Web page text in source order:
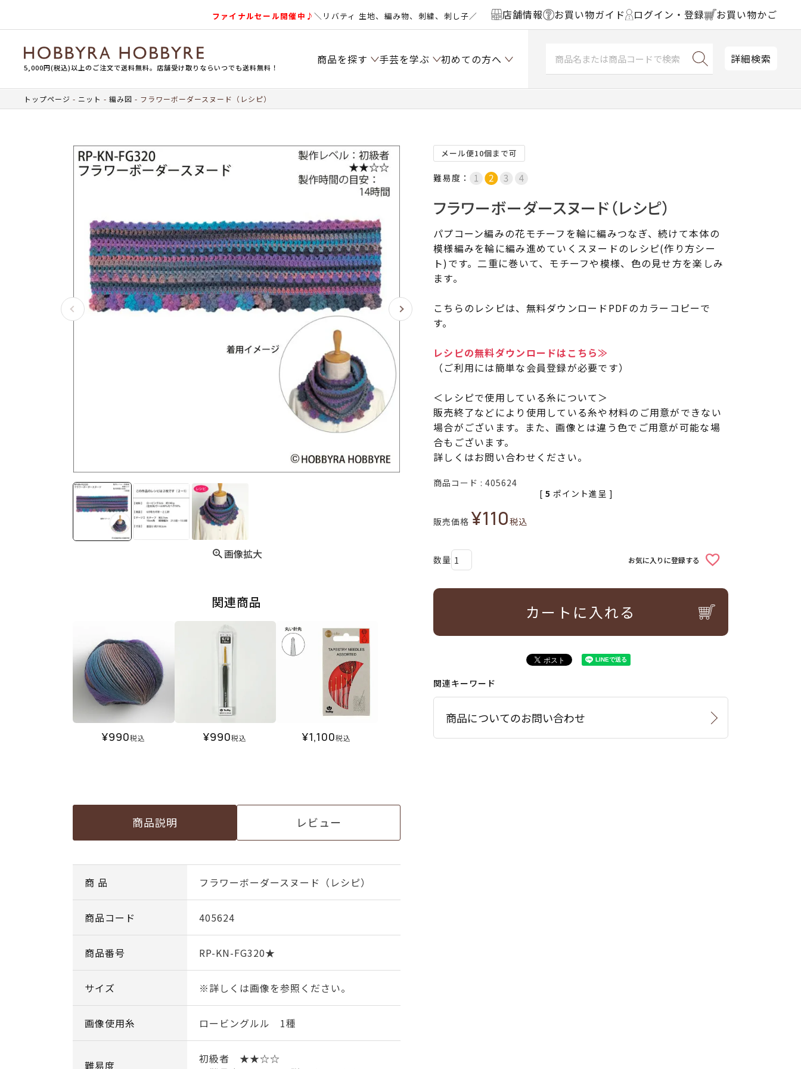
ファイナルセール開催中♪＼リバティ 生地、編み物、刺繍、刺し子／ 店舗情報 お買い物ガイド ログイン・登録 お買い物かご
5,000円(税込)以上のご注文で送料無料。店舗受け取りならいつでも送料無料！
商品を探す 手芸を学ぶ 初めての方へ 詳細検索
トップページ ニット 編み図 フラワーボーダースヌード（レシピ）
画像拡大
関連商品
¥990税込 ¥990税込 ¥1,100税込
商品説明 レビュー
商 品 フラワーボーダースヌード（レシピ）
商品コード 405624
商品番号 RP-KN-FG320★
サイズ ※詳しくは画像を参照ください。
画像使用糸 ロービングルル 1種
難易度
初級者 ★★☆☆
メール便10個まで可
難易度：
フラワーボーダースヌード（レシピ）
パプコーン編みの花モチーフを輪に編みつなぎ、続けて本体の
模様編みを輪に編み進めていくスヌードのレシピ(作り方シー
ト)です。二重に巻いて、モチーフや模様、色の見せ方を楽しみ
ます。
こちらのレシピは、無料ダウンロードPDFのカラーコピーで
す。
レシピの無料ダウンロードはこちら≫
（ご利用には簡単な会員登録が必要です）
＜レシピで使用している糸について＞
販売終了などにより使用している糸や材料のご用意ができない
場合がございます。また、画像とは違う色でご用意が可能な場
合もございます。
詳しくはお問い合わせください。
商品コード 405624
販売価格 ¥110税込
[ 5 ポイント進呈 ]
お気に入りに登録する
カートに入れる
関連キーワード
商品についてのお問い合わせ